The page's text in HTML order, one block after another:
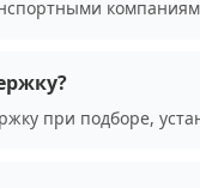
при подборе,